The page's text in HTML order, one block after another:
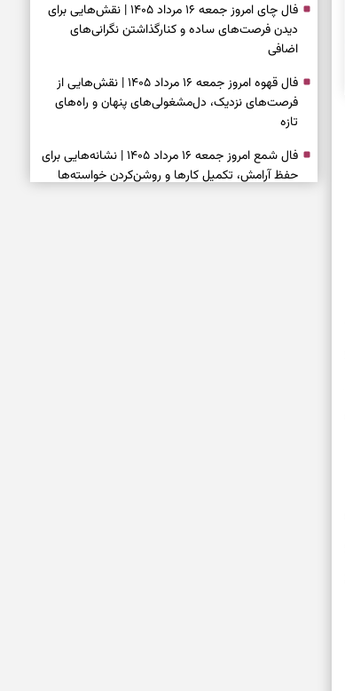
فال چای امروز جمعه ۱۶ مرداد ۱۴۰۵ | نقش‌هایی برای
دیدن فرصت‌های ساده و کنارگذاشتن نگرانی‌های
اضافی
فال قهوه امروز جمعه ۱۶ مرداد ۱۴۰۵ | نقش‌هایی از
فرصت‌های نزدیک، دل‌مشغولی‌های پنهان و راه‌های
تازه
فال شمع امروز جمعه ۱۶ مرداد ۱۴۰۵ | نشانه‌هایی برای
حفظ آرامش، تکمیل کارها و روشن‌کردن خواسته‌ها